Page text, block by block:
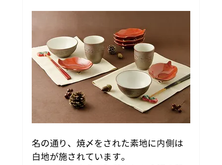
名の通り、焼〆をされた素地に内側は
白地が施されています。